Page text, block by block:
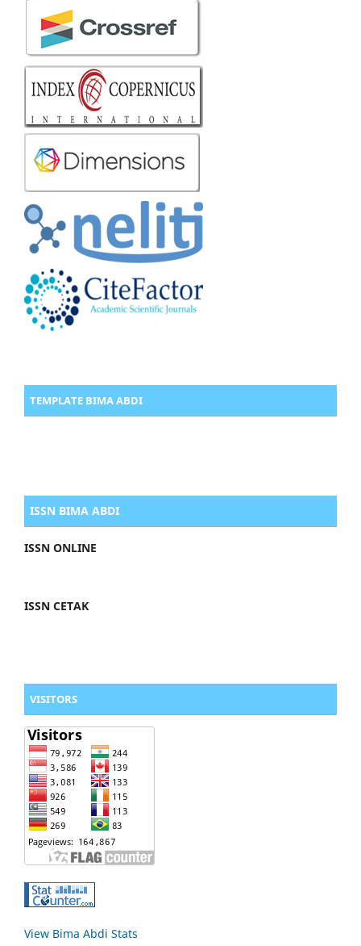
TEMPLATE BIMA ABDI
ISSN BIMA ABDI
ISSN ONLINE
ISSN CETAK
VISITORS
View Bima Abdi Stats